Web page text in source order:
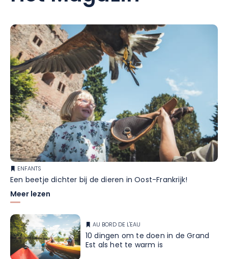
ENFANTS
Een beetje dichter bij de dieren in Oost-Frankrijk!
Meer lezen
AU BORD DE L'EAU
10 dingen om te doen in de Grand
Est als het te warm is